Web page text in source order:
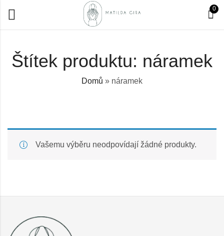
0
Štítek produktu: náramek
Domů » náramek
Vašemu výběru neodpovídají žádné produkty.